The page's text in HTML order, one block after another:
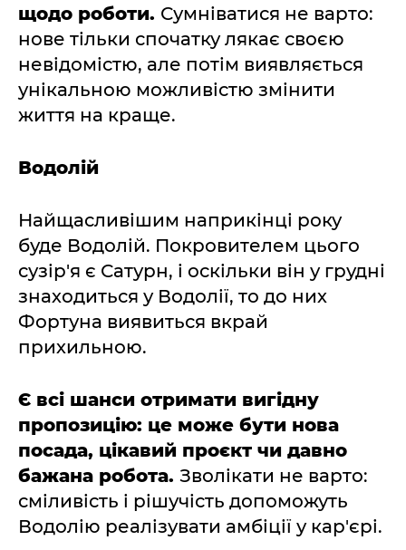
щодо роботи. Сумніватися не варто:
нове тільки спочатку лякає своєю
невідомістю, але потім виявляється
унікальною можливістю змінити
життя на краще.
Водолій
Найщасливішим наприкінці року
буде Водолій. Покровителем цього
сузір'я є Сатурн, і оскільки він у грудні
знаходиться у Водолії, то до них
Фортуна виявиться вкрай
прихильною.
Є всі шанси отримати вигідну
пропозицію: це може бути нова
посада, цікавий проєкт чи давно
бажана робота. Зволікати не варто:
сміливість і рішучість допоможуть
Водолію реалізувати амбіції у кар'єрі.